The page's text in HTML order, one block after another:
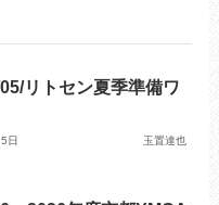
リトセン夏季準備ワ
日 玉置達也